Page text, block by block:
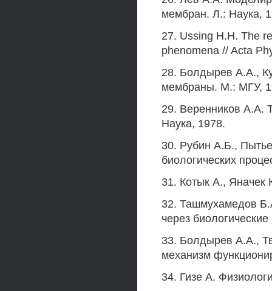
мембран. Л.: Наука,
27. Ussing Н.Н. The
phenomena // Acta
28. Болдырев A.A.,
мембраны. М.: МГУ,
29. Веренников А.А.
Наука, 1978.
30. Рубин А.Б.,
биологических
31. Котык А.,
32. Ташмухамедов
через
33. Болдырев A.A.,
механизм
34. Гизе А.